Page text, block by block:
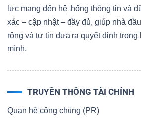
lực mang đến hệ thống thông tin và
xác – cập nhật – đầy đủ, giúp nhà
rộng và tự tin đưa ra quyết định trong
mình.
TRUYỀN THÔNG TÀI CHÍNH
Quan hệ công chúng (PR)
Dữ
chính